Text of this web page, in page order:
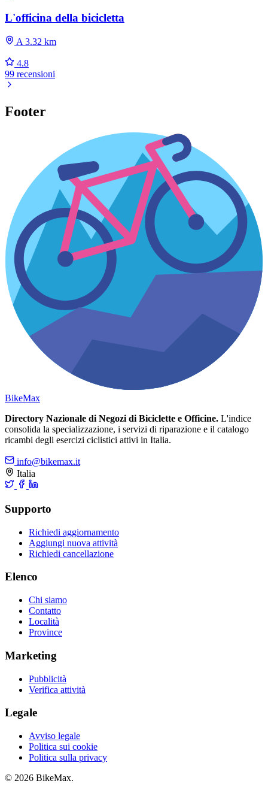
L'officina della bicicletta
A 3.32 km
4.8
99 recensioni
Footer
BikeMax
Directory Nazionale di Negozi di Biciclette e Officine. L'indice
consolida la specializzazione, i servizi di riparazione e il catalogo
ricambi degli esercizi ciclistici attivi in Italia.
info@bikemax.it
Italia
Supporto
Richiedi aggiornamento
Aggiungi nuova attività
Richiedi cancellazione
Elenco
Chi siamo
Contatto
Località
Province
Marketing
Pubblicità
Verifica attività
Legale
Avviso legale
Politica sui cookie
Politica sulla privacy
© 2026 BikeMax.